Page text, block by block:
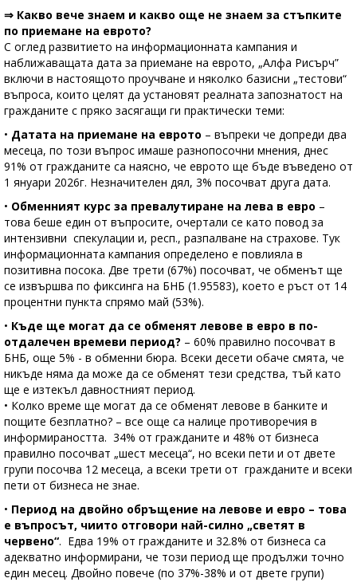
⇒ Какво вече знаем и какво още не знаем за стъпките
по приемане на еврото?
С оглед развитието на информационната кампания и
наближаващата дата за приемане на еврото, „Алфа Рисърч”
включи в настоящото проучване и няколко базисни „тестови“
въпроса, които целят да установят реалната запознатост на
гражданите с пряко засягащи ги практически теми:
• Датата на приемане на еврото – въпреки че допреди два
месеца, по този въпрос имаше разнопосочни мнения, днес
91% от гражданите са наясно, че еврото ще бъде въведено от
1 януари 2026г. Незначителен дял, 3% посочват друга дата.
• Обменният курс за превалутиране на лева в евро –
това беше един от въпросите, очертали се като повод за
интензивни спекулации и, респ., разпалване на страхове. Тук
информационната кампания определено е повлияла в
позитивна посока. Две трети (67%) посочват, че обменът ще
се извършва по фиксинга на БНБ (1.95583), което е ръст от 14
процентни пункта спрямо май (53%).
• Къде ще могат да се обменят левове в евро в по-
отдалечен времеви период? – 60% правилно посочват в
БНБ, още 5% - в обменни бюра. Всеки десети обаче смята, че
никъде няма да може да се обменят тези средства, тъй като
ще е изтекъл давностният период.
• Колко време ще могат да се обменят левове в банките и
пощите безплатно? – все още са налице противоречия в
информираността. 34% от гражданите и 48% от бизнеса
правилно посочват „шест месеца“, но всеки пети и от двете
групи посочва 12 месеца, а всеки трети от гражданите и всеки
пети от бизнеса не знае.
• Период на двойно обръщение на левове и евро – това
е въпросът, чиито отговори най-силно „светят в
червено“. Едва 19% от гражданите и 32.8% от бизнеса са
адекватно информирани, че този период ще продължи точно
един месец. Двойно повече (по 37%-38% и от двете групи)